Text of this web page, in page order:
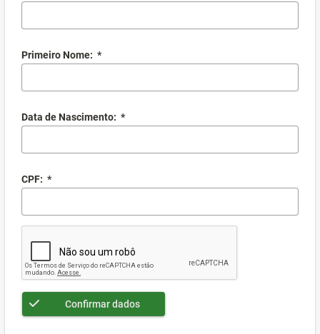
Primeiro Nome: *
Data de Nascimento: *
CPF: *
Confirmar dados